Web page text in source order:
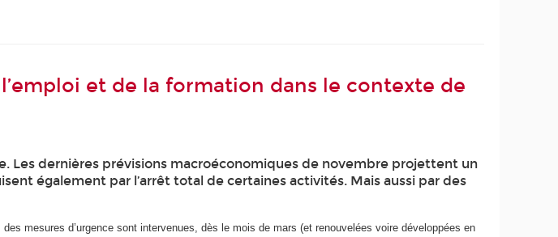
et de la formation dans le contexte de
Les dernières prévisions macroéconomiques de novembre projettent un
également par l’arrêt total de certaines activités. Mais aussi par des
mesures d’urgence sont intervenues, dès le mois de mars (et renouvelées voire développées en